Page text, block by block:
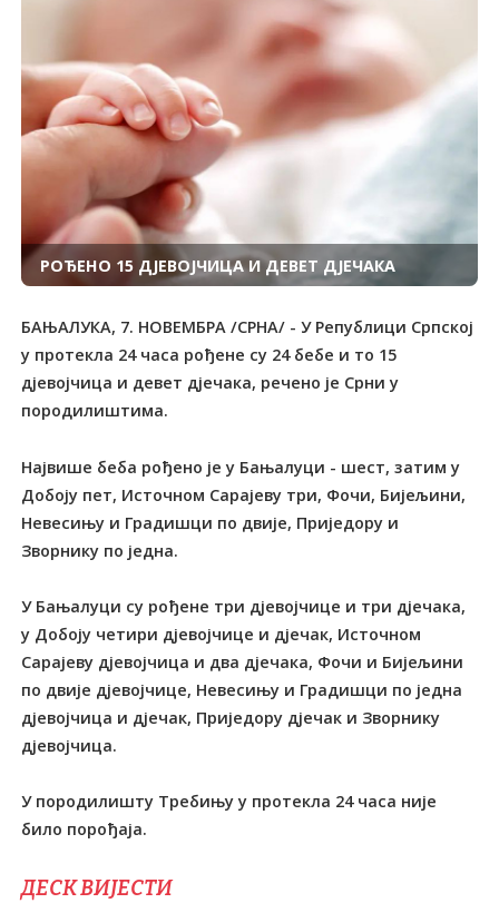
РОЂЕНО 15 ДЈЕВОЈЧИЦА И ДЕВЕТ ДЈЕЧАКА
БАЊАЛУКА, 7. НОВЕМБРА /СРНА/ - У Републици Српској
у протекла 24 часа рођене су 24 бебе и то 15
дјевојчица и девет дјечака, речено је Срни у
породилиштима.
Највише беба рођено је у Бањалуци - шест, затим у
Добоју пет, Источном Сарајеву три, Фочи, Бијељини,
Невесињу и Градишци по двије, Приједору и
Зворнику по једна.
У Бањалуци су рођене три дјевојчице и три дјечака,
у Добоју четири дјевојчице и дјечак, Источном
Сарајеву дјевојчица и два дјечака, Фочи и Бијељини
по двије дјевојчице, Невесињу и Градишци по једна
дјевојчица и дјечак, Приједору дјечак и Зворнику
дјевојчица.
У породилишту Требињу у протекла 24 часа није
било порођаја.
ДЕСК ВИЈЕСТИ